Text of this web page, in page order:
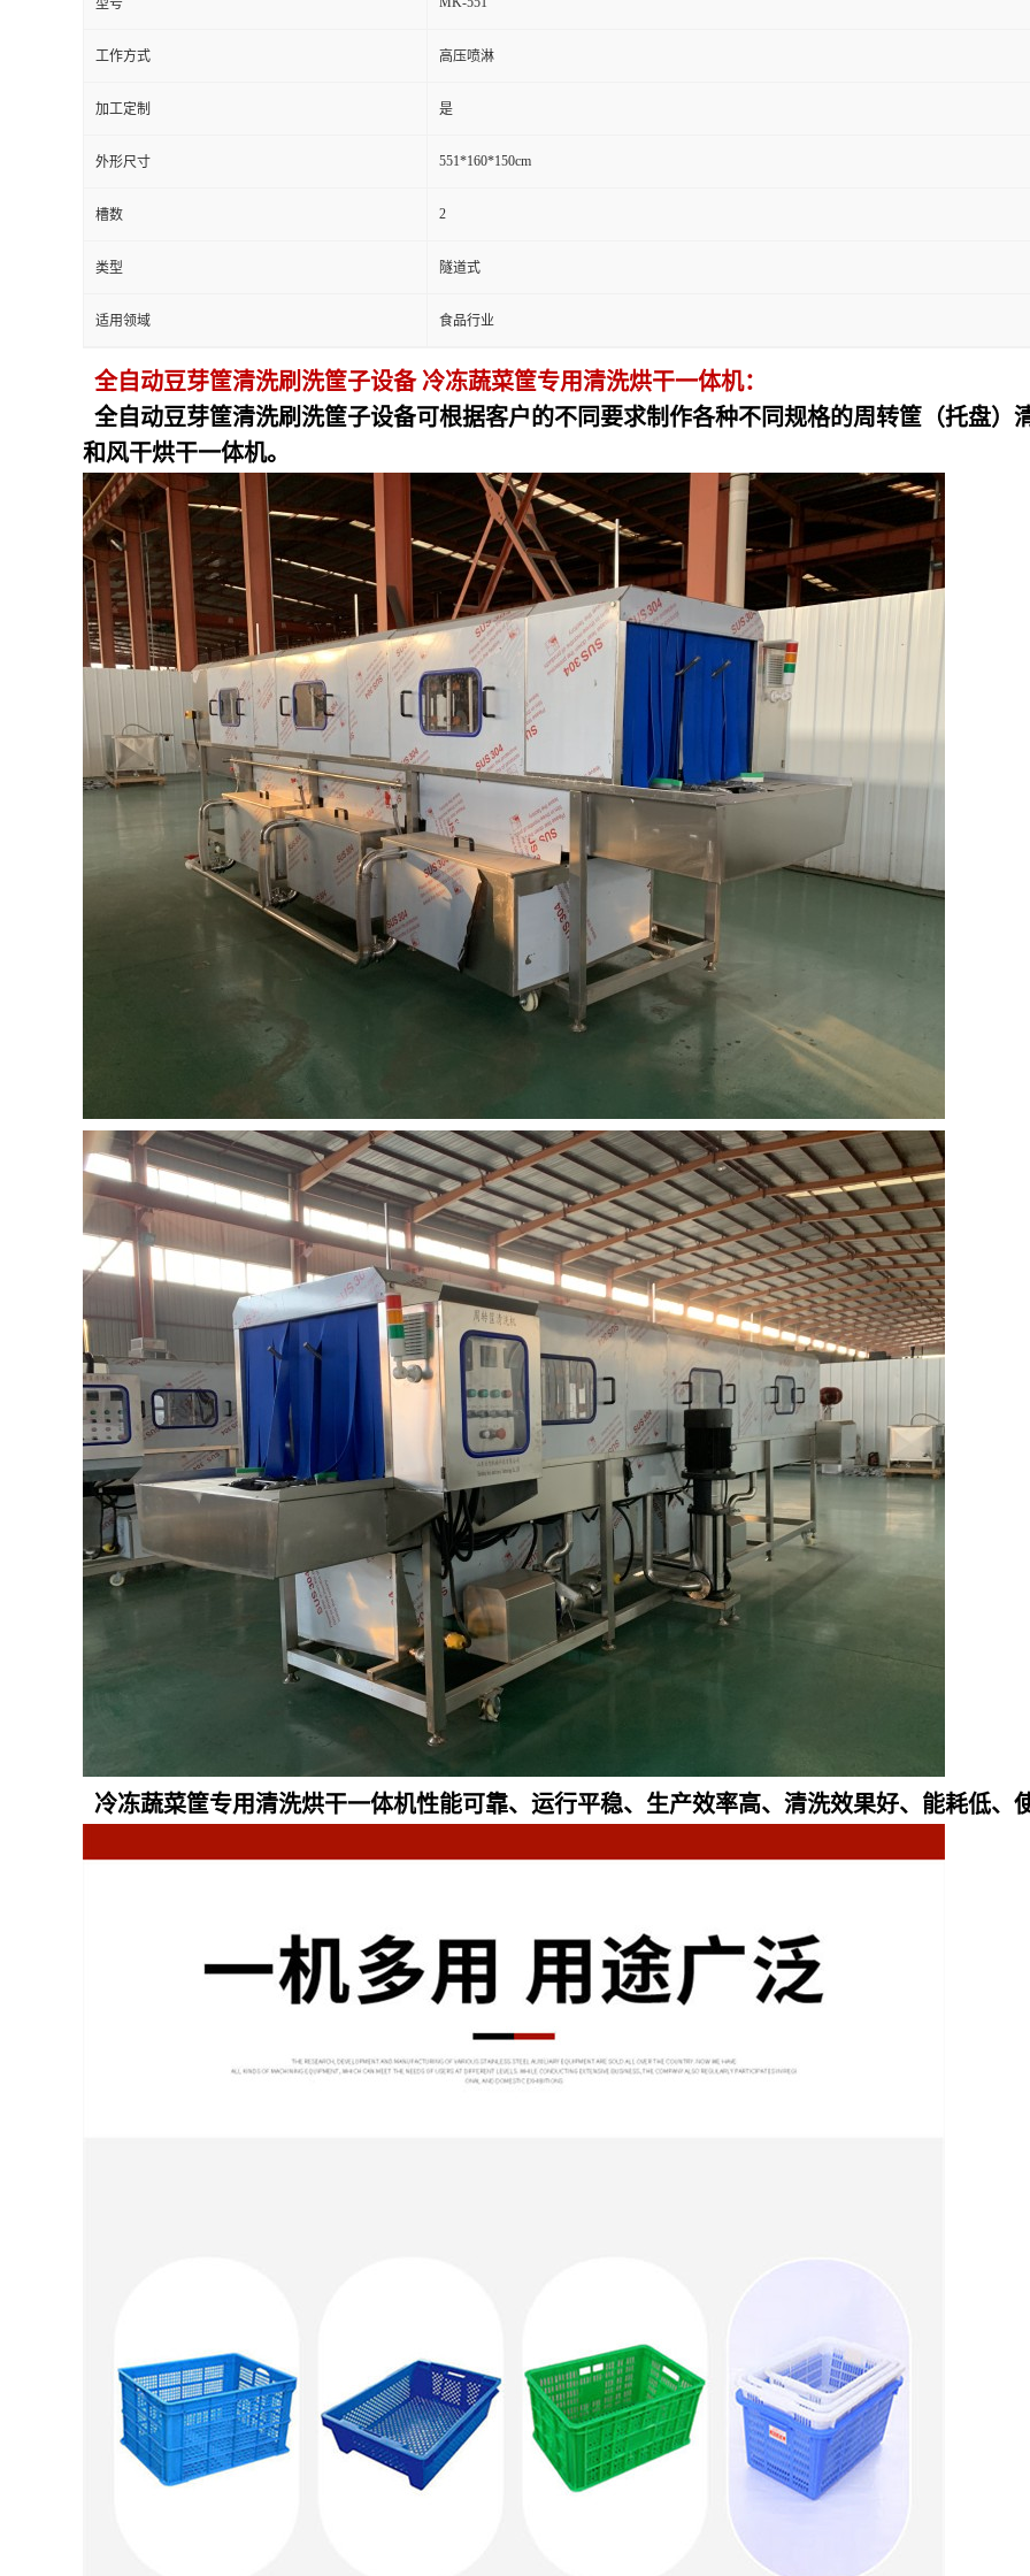
型号
工作方式 高压喷淋
加工定制 是
外形尺寸 551*160*150cm
槽数 2
类型 隧道式
适用领域 食品行业
全自动豆芽筐清洗刷洗筐子设备 冷冻蔬菜筐专用清洗烘干一体机：
全自动豆芽筐清洗刷洗筐子设备可根据客户的不同要求制作各种不同规格的周转筐（托盘）
和风干烘干一体机。
冷冻蔬菜筐专用清洗烘干一体机性能可靠、运行平稳、生产效率高、清洗效果好、能耗低、